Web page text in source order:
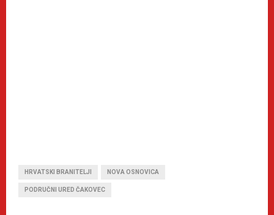
HRVATSKI BRANITELJI NOVA OSNOVICA
PODRUČNI URED ČAKOVEC